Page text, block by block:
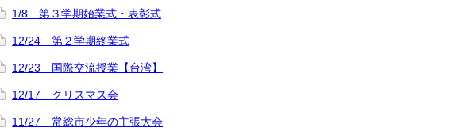
1/8 第３学期始業式・表彰式
12/24 第２学期終業式
12/23 国際交流授業【台湾】
12/17 クリスマス会
11/27 常総市少年の主張大会